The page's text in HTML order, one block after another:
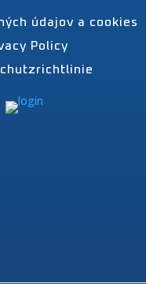
údajov a cookies
Policy